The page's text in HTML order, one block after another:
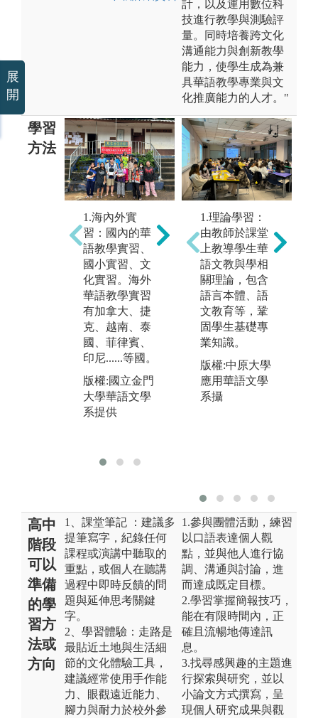
計，以及運用數位科
技進行教學與測驗評
量。同時培養跨文化
溝通能力與創新教學
能力，使學生成為兼
具華語教學專業與文
化推廣能力的人才。"
學習
方法
1.海內外實
習：國內的華
語教學實習、
國小實習、文
化實習。海外
華語教學實習
有加拿大、捷
克、越南、泰
國、菲律賓、
印尼......等國。
版權:國立金門
大學華語文學
系提供
2、學習體驗：
教室外進行現
地教學，引導
學生從事田野
調查以印證或
反饋課程講授
之知識。如：
民俗學、語言
表述與文化溝
通。
版權:國立金門
大學華語文學
系提供
1.理論學習：
由教師於課堂
上教導學生華
語文教與學相
關理論，包含
語言本體、語
文教育等，鞏
固學生基礎專
業知識。
版權:中原大學
應用華語文學
系攝
高中
階段
可以
準備
的學
習方
法或
方向
1、課堂筆記 ：建議多
提筆寫字，紀錄任何
課程或演講中聽取的
重點，或個人在聽講
過程中即時反饋的問
題與延伸思考關鍵
字。
2、學習體驗：走路是
最貼近土地與生活細
節的文化體驗工具，
建議經常使用手作能
力、眼觀遠近能力、
腳力與耐力於校外參
1.參與團體活動，練習
以口語表達個人觀
點，並與他人進行協
調、溝通與討論，進
而達成既定目標。
2.學習掌握簡報技巧，
能在有限時間內，正
確且流暢地傳達訊
息。
3.找尋感興趣的主題進
行探索與研究，並以
小論文方式撰寫，呈
現個人研究成果與觀
展
開